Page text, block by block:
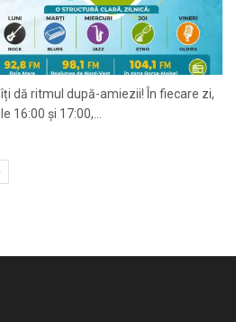
dă ritmul după-amiezii! În fiecare zi,
16:00 și 17:00,...